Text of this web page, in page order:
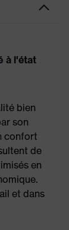
à l'état
bien
son
confort
de
en
et dans